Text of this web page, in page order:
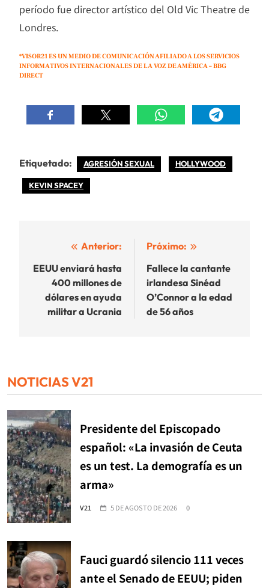
período fue director artístico del Old Vic Theatre de
Londres.
*VISOR21 ES UN MEDIO DE COMUNICACIÓN AFILIADO A LOS SERVICIOS
INFORMATIVOS INTERNACIONALES DE LA VOZ DE AMÉRICA – BBG
DIRECT
Etiquetado: AGRESIÓN SEXUAL HOLLYWOOD
KEVIN SPACEY
Navegación
de
entradas
Anterior:
EEUU enviará hasta
400 millones de
dólares en ayuda
militar a Ucrania
Próximo:
Fallece la cantante
irlandesa Sinéad
O’Connor a la edad
de 56 años
NOTICIAS V21
Presidente del Episcopado
español: «La invasión de Ceuta
es un test. La demografía es un
arma»
V21 5 DE AGOSTO DE 2026 0
Fauci guardó silencio 111 veces
ante el Senado de EEUU; piden